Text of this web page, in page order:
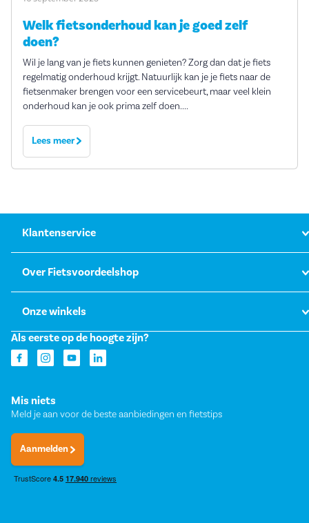
Welk fietsonderhoud kan je goed zelf
doen?
Wil je lang van je fiets kunnen genieten? Zorg dan dat je fiets
regelmatig onderhoud krijgt. Natuurlijk kan je je fiets naar de
fietsenmaker brengen voor een servicebeurt, maar veel klein
onderhoud kan je ook prima zelf doen....
Lees meer
Klantenservice
Over Fietsvoordeelshop
Onze winkels
Als eerste op de hoogte zijn?
Mis niets
Meld je aan voor de beste aanbiedingen en fietstips
Aanmelden